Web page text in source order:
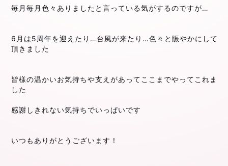
毎月毎月色々ありましたと言っている気がするのですが…
6月は5周年を迎えたり…台風が来たり…色々と賑やかにして
頂きました
皆様の温かいお気持ちや支えがあってここまでやってこれま
した
感謝しきれない気持ちでいっぱいです
いつもありがとうございます！